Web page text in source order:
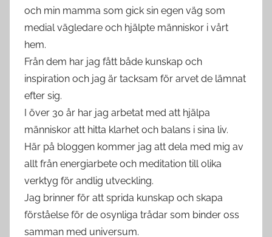
och min mamma som gick sin egen väg som
medial vägledare och hjälpte människor i vårt
hem.
Från dem har jag fått både kunskap och
inspiration och jag är tacksam för arvet de lämnat
efter sig.
I över 30 år har jag arbetat med att hjälpa
människor att hitta klarhet och balans i sina liv.
Här på bloggen kommer jag att dela med mig av
allt från energiarbete och meditation till olika
verktyg för andlig utveckling.
Jag brinner för att sprida kunskap och skapa
förståelse för de osynliga trådar som binder oss
samman med universum.